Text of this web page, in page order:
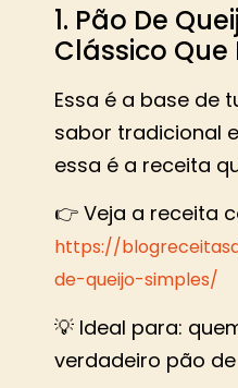
1. Pão De
Clássico
Essa é a base de
sabor tradicional
essa é a receita
👉 Veja a receita
https://
de-queijo-simples/
💡 Ideal para:
verdadeiro pão